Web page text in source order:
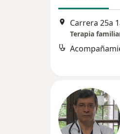
Carrera 25a
Terapia